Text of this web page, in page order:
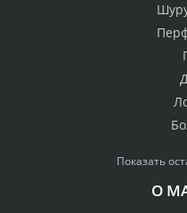
Показать
О